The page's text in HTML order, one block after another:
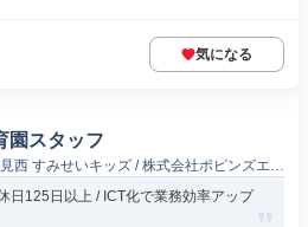
気になる
園スタッフ
西 すみせいキッズ / 株式会社ポピンズエデ
日125日以上 / ICT化で業務効率アップ